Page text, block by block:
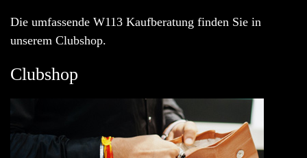
Die umfassende W113 Kaufberatung finden Sie in
unserem Clubshop.
Clubshop